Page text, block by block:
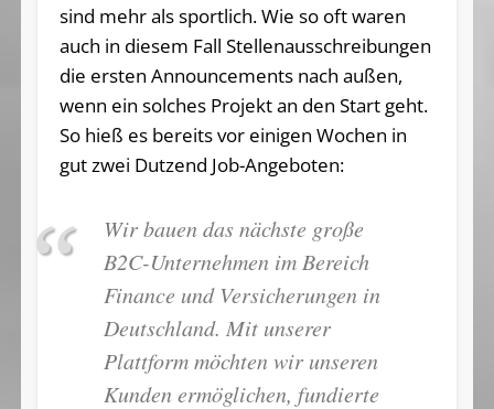
sind mehr als sportlich. Wie so oft waren
auch in diesem Fall Stellenausschreibungen
die ersten Announcements nach außen,
wenn ein solches Projekt an den Start geht.
So hieß es bereits vor einigen Wochen in
gut zwei Dutzend Job-Angeboten:
Wir bauen das nächste große
B2C-Unternehmen im Bereich
Finance und Versicherungen in
Deutschland. Mit unserer
Plattform möchten wir unseren
Kunden ermöglichen, fundierte